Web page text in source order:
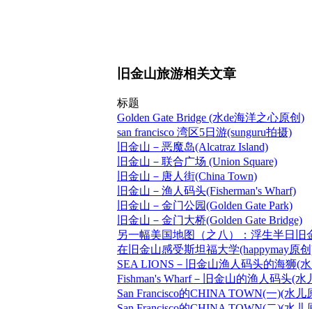
旧金山旅游相关文章
标题
Golden Gate Bridge (水de海洋之心原创)
san francisco 湾区5日游(sunguru拍摄)
旧金山－恶魔岛(Alcatraz Island)
旧金山－联合广场 (Union Square)
旧金山－唐人街(China Town)
旧金山－渔人码头(Fisherman's Wharf)
旧金山－金门公园(Golden Gate Park)
旧金山－金门大桥(Golden Gate Bridge)
另一幅美国地图（之八）：浮生半日旧
在旧金山感受斯坦福大学(happymay原
SEA LIONS－旧金山渔人码头的海狮(
Fishman's Wharf－旧金山的渔人码头(水
San Francisco的CHINA TOWN(一)(水儿